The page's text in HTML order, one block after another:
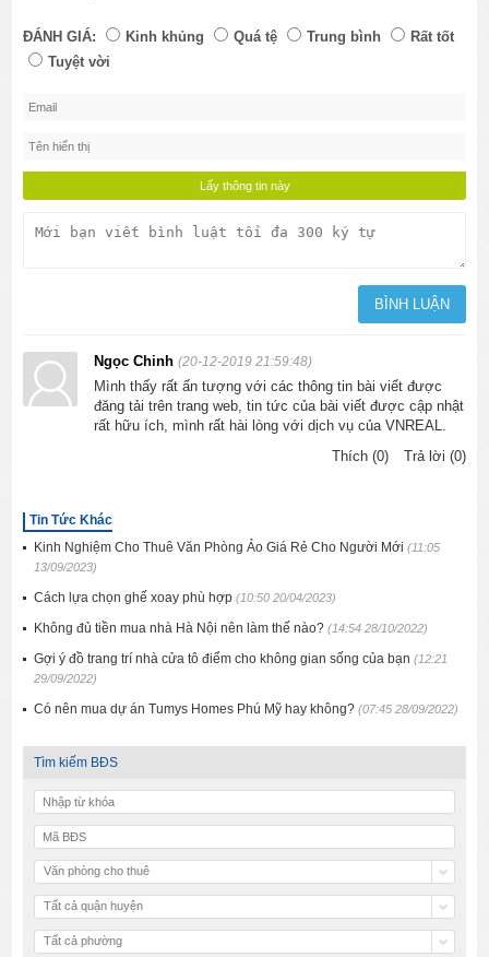
ĐÁNH GIÁ: Kinh khủng Quá tệ Trung bình
Rất tốt
Tuyệt vời
Ngọc Chinh(20-12-2019 21:59:48)
Mình thấy rất ấn tượng với các thông tin bài viết được
đăng tải trên trang web, tin tức của bài viết được cập nhật
rất hữu ích, mình rất hài lòng với dịch vụ của VNREAL.
Thích (0)
Trả lời (0)
Tin Tức Khác
Kinh Nghiệm Cho Thuê Văn Phòng Ảo Giá Rẻ Cho Người Mới(11:05
13/09/2023)
Cách lựa chọn ghế xoay phù hợp(10:50 20/04/2023)
Không đủ tiền mua nhà Hà Nội nên làm thế nào?(14:54 28/10/2022)
Gợi ý đồ trang trí nhà cửa tô điểm cho không gian sống của bạn(12:21
29/09/2022)
Có nên mua dự án Tumys Homes Phú Mỹ hay không?(07:45 28/09/2022)
Tìm kiếm BĐS
Văn phòng cho thuê
Tất cả quận huyện
Tất cả phường